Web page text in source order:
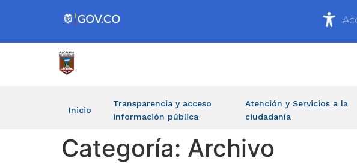
Inicio
Transparencia y acceso
información pública
Atención y Servicios a la
ciudadanía
Categoría: Archivo